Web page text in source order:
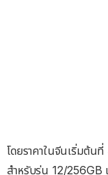
โดยราคาในจีนเริ่มต้
สำหรับรุ่น 12/